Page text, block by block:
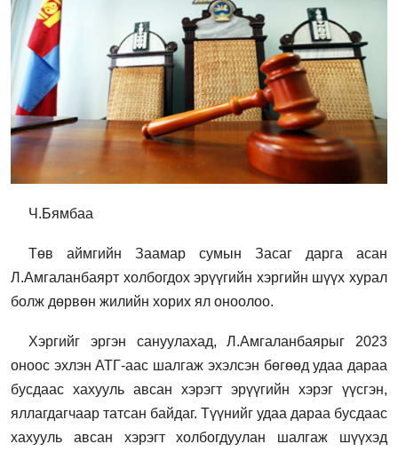
Ч.Бямбаа
Төв аймгийн Заамар сумын Засаг дарга асан
Л.Амгаланбаярт холбогдох эрүүгийн хэргийн шүүх хурал
болж дөрвөн жилийн хорих ял оноолоо.
Хэргийг эргэн сануулахад, Л.Амгаланбаярыг 2023
оноос эхлэн АТГ-аас шалгаж эхэлсэн бөгөөд удаа дараа
бусдаас хахууль авсан хэрэгт эрүүгийн хэрэг үүсгэн,
яллагдагчаар татсан байдаг. Түүнийг удаа дараа бусдаас
хахууль авсан хэрэгт холбогдуулан шалгаж шүүхэд